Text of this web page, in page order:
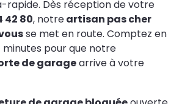
rapide. Dès réception de votre
42 80, notreartisan pas cher
se met en route. Comptez en
minutes pour que notre
de garagearrive à votre